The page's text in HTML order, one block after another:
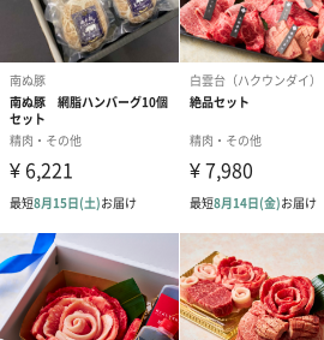
す！
『いつも頑張っているご自分へのご褒美
『大切な方への贈り物に、、』
ぜひ、いかがでしょうか。
商品詳細情報